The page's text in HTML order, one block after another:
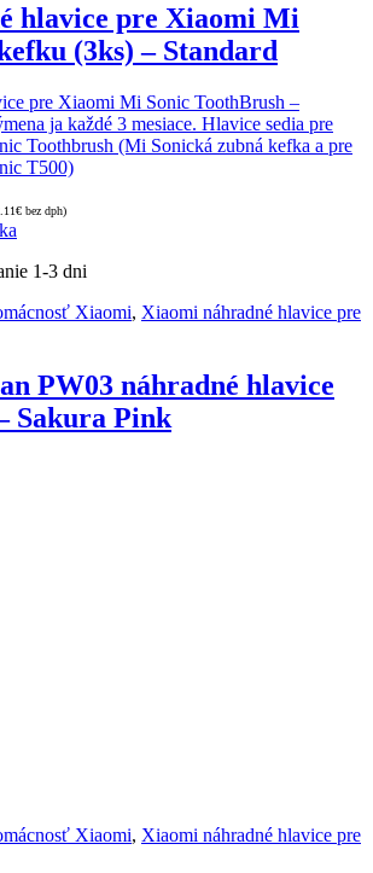
hlavice pre Xiaomi Mi
(3ks) – Standard
pre Xiaomi Mi Sonic ToothBrush –
ja každé 3 mesiace. Hlavice sedia pre
Toothbrush (Mi Sonická zubná kefka a pre
T500)
€ bez dph)
1-3 dni
Xiaomi, Xiaomi náhradné hlavice pre
PW03 náhradné hlavice
Sakura Pink
Xiaomi, Xiaomi náhradné hlavice pre